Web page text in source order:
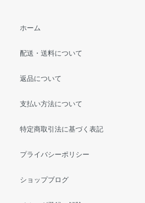
ホーム
配送・送料について
返品について
支払い方法について
特定商取引法に基づく表記
プライバシーポリシー
ショップブログ